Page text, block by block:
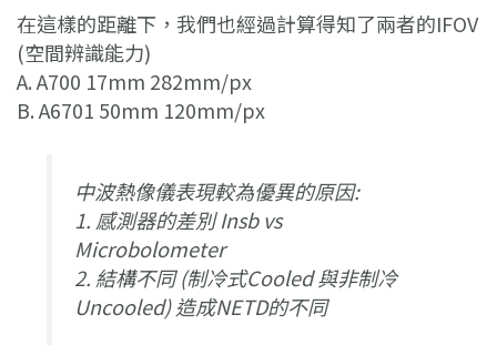
在這樣的距離下，我們也經過計算得知了兩者的IFOV
(空間辨識能力)
A. A700 17mm 282mm/px
B. A6701 50mm 120mm/px
中波熱像儀表現較為優異的原因:
1. 感測器的差別 Insb vs
Microbolometer
2. 結構不同 (制冷式Cooled 與非制冷
Uncooled) 造成NETD的不同